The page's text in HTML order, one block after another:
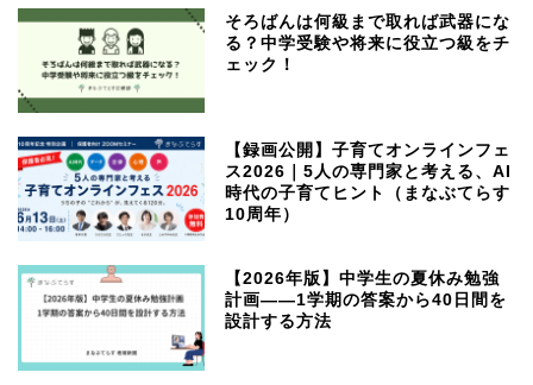
そろばんは何級まで取れば武器にな
る？中学受験や将来に役立つ級をチ
ェック！
【録画公開】子育てオンラインフェ
ス2026｜5人の専門家と考える、AI
時代の子育てヒント（まなぶてらす
10周年）
【2026年版】中学生の夏休み勉強
計画——1学期の答案から40日間を
設計する方法